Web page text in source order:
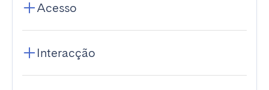
Acesso
Interacção